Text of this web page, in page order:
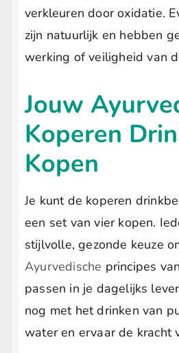
verkleuren door oxidatie.
zijn natuurlijk en hebben
werking of veiligheid van
Jouw
Koperen
Kopen
Je kunt de koperen
een set van vier kopen.
stijlvolle, gezonde keuze
Ayurvedische principes
passen in je dagelijks
nog met het drinken van
water en ervaar de kracht